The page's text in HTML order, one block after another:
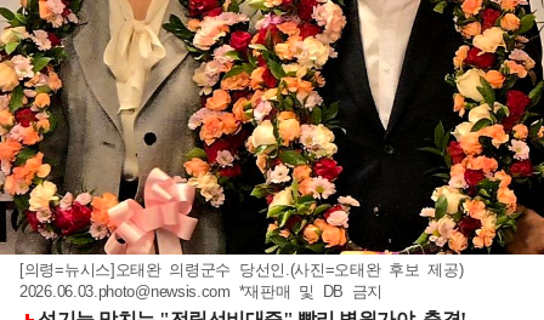
[의령=뉴시스]오태완 의령군수 당선인.(사진=오태완 후보 제공)
2026.06.03.photo@newsis.com *재판매 및 DB 금지